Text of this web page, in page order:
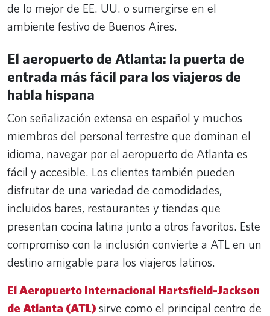
de lo mejor de EE. UU. o sumergirse en el
ambiente festivo de Buenos Aires.
El aeropuerto de Atlanta: la puerta de
entrada más fácil para los viajeros de
habla hispana
Con señalización extensa en español y muchos
miembros del personal terrestre que dominan el
idioma, navegar por el aeropuerto de Atlanta es
fácil y accesible. Los clientes también pueden
disfrutar de una variedad de comodidades,
incluidos bares, restaurantes y tiendas que
presentan cocina latina junto a otros favoritos. Este
compromiso con la inclusión convierte a ATL en un
destino amigable para los viajeros latinos.
El Aeropuerto Internacional Hartsfield-Jackson
de Atlanta (ATL) sirve como el principal centro de